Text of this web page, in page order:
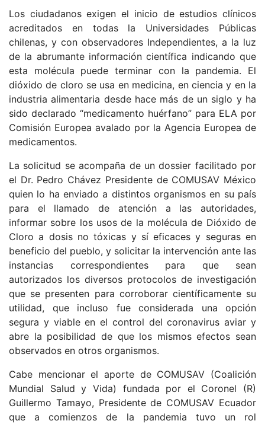
Los ciudadanos exigen el inicio de estudios clínicos
acreditados en todas la Universidades Públicas
chilenas, y con observadores Independientes, a la luz
de la abrumante información científica indicando que
esta molécula puede terminar con la pandemia. El
dióxido de cloro se usa en medicina, en ciencia y en la
industria alimentaria desde hace más de un siglo y ha
sido declarado “medicamento huérfano” para ELA por
Comisión Europea avalado por la Agencia Europea de
medicamentos.
La solicitud se acompaña de un dossier facilitado por
el Dr. Pedro Chávez Presidente de COMUSAV México
quien lo ha enviado a distintos organismos en su país
para el llamado de atención a las autoridades,
informar sobre los usos de la molécula de Dióxido de
Cloro a dosis no tóxicas y sí eficaces y seguras en
beneficio del pueblo, y solicitar la intervención ante las
instancias correspondientes para que sean
autorizados los diversos protocolos de investigación
que se presenten para corroborar científicamente su
utilidad, que incluso fue considerada una opción
segura y viable en el control del coronavirus aviar y
abre la posibilidad de que los mismos efectos sean
observados en otros organismos.
Cabe mencionar el aporte de COMUSAV (Coalición
Mundial Salud y Vida) fundada por el Coronel (R)
Guillermo Tamayo, Presidente de COMUSAV Ecuador
que a comienzos de la pandemia tuvo un rol